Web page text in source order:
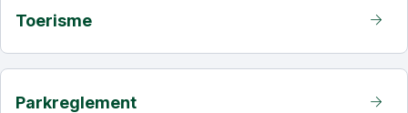
Toerisme
Parkreglement